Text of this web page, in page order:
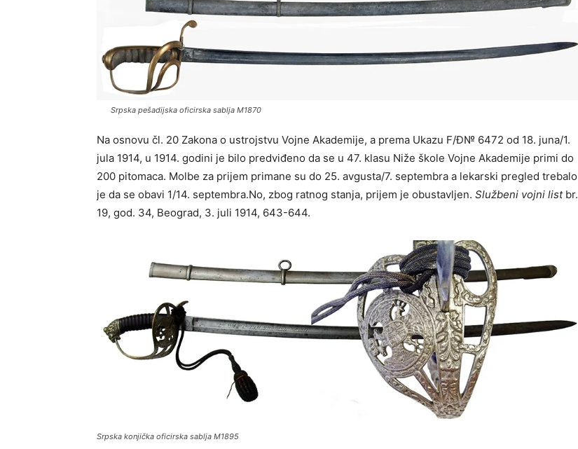
Srpska pešadijska oficirska sablja M1870
Na osnovu čl. 20 Zakona o ustrojstvu Vojne Akademije, a prema Ukazu F/Đ№ 6472 od 18. juna/1.
jula 1914, u 1914. godini je bilo predviđeno da se u 47. klasu Niže škole Vojne Akademije primi do
200 pitomaca. Molbe za prijem primane su do 25. avgusta/7. septembra a lekarski pregled trebalo
je da se obavi 1/14. septembra.No, zbog ratnog stanja, prijem je obustavljen. Službeni vojni listbr.
19, god. 34, Beograd, 3. juli 1914, 643-644.
Srpska konjička oficirska sablja M1895